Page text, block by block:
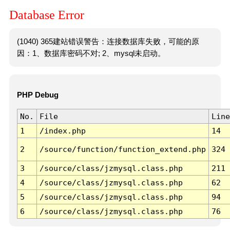
Database Error
(1040) 365建站错误警告：连接数据库失败，可能的原
因：1、数据库密码不对; 2、mysql未启动。
PHP Debug
No. File
Line
1
/index.php 14
2 /source/function/function_extend.php 324
3 /source/class/jzmysql.class.php
211
4
/source/class/jzmysql.class.php
62
5
/source/class/jzmysql.class.php
94
6
/source/class/jzmysql.class.php 76